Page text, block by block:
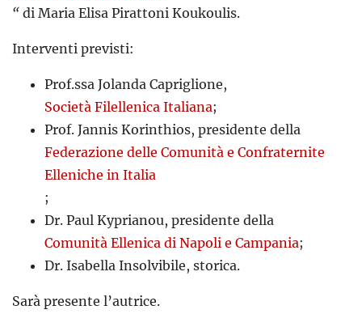
“ di Maria Elisa Pirattoni Koukoulis.
Interventi previsti:
Prof.ssa Jolanda Capriglione,
Società Filellenica Italiana;
Prof. Jannis Korinthios, presidente della
Federazione delle Comunità e Confraternite
Elleniche in Italia
;
Dr. Paul Kyprianou, presidente della
Comunità Ellenica di Napoli e Campania;
Dr. Isabella Insolvibile, storica.
Sarà presente l’autrice.